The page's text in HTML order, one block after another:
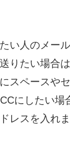
い人のメー
りたい場合
スペースや
にしたい場
レスを入れま